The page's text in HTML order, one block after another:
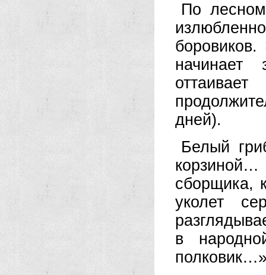
По
начинает
дней).
Белый
сборщика,
уколет
в